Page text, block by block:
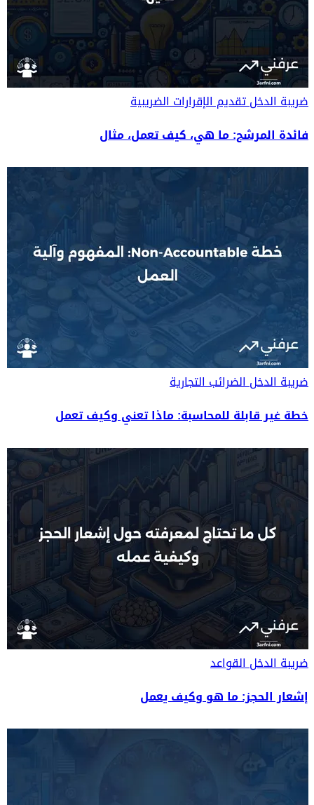
ضريبة الدخلتقديم الإقرارات الضريبية
فائدة المرشح: ما هي، كيف تعمل، مثال
ضريبة الدخلالضرائب التجارية
خطة غير قابلة للمحاسبة: ماذا تعني وكيف تعمل
ضريبة الدخلالقواعد
إشعار الحجز: ما هو وكيف يعمل